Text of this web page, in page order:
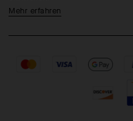
Mehr erfahren